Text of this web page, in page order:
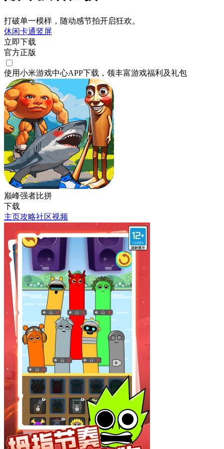
打破单一模样，随动感节拍开启狂欢。
休闲卡通竖屏
立即下载
官方正版
使用小米游戏中心APP下载 ，领丰富游戏福利 及礼包
巅峰强者比拼
下载
主页攻略社区视频